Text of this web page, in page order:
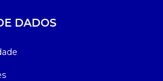
DADOS